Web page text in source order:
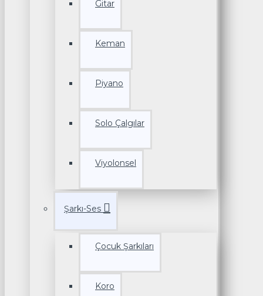
Gitar
Keman
Piyano
Solo Çalgılar
Viyolonsel
Şarkı-Ses
Çocuk Şarkıları
Koro